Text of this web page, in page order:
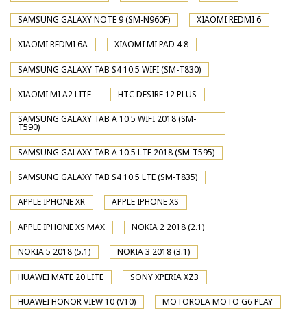
SAMSUNG GALAXY NOTE 9 (SM-N960F) XIAOMI REDMI 6
XIAOMI REDMI 6A XIAOMI MI PAD 4 8
SAMSUNG GALAXY TAB S4 10.5 WIFI (SM-T830)
XIAOMI MI A2 LITE HTC DESIRE 12 PLUS
SAMSUNG GALAXY TAB A 10.5 WIFI 2018 (SM-
T590)
SAMSUNG GALAXY TAB A 10.5 LTE 2018 (SM-T595)
SAMSUNG GALAXY TAB S4 10.5 LTE (SM-T835)
APPLE IPHONE XR APPLE IPHONE XS
APPLE IPHONE XS MAX NOKIA 2 2018 (2.1)
NOKIA 5 2018 (5.1) NOKIA 3 2018 (3.1)
HUAWEI MATE 20 LITE SONY XPERIA XZ3
HUAWEI HONOR VIEW 10 (V10) MOTOROLA MOTO G6 PLAY